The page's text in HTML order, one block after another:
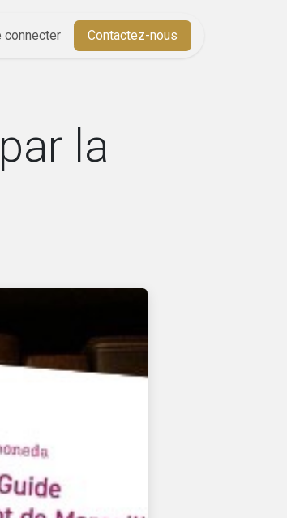
connecter Contactez-nous
la